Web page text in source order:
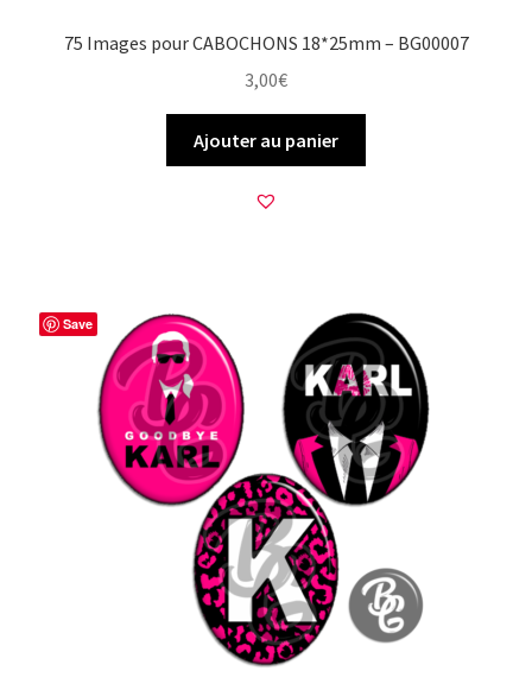
75 Images pour CABOCHONS 18*25mm – BG00007
3,00€
Ajouter au panier
Save